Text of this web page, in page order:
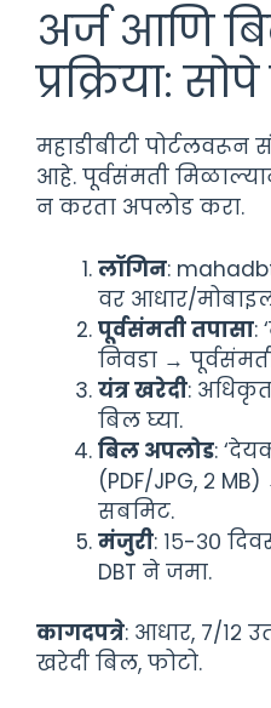
अर्ज आणि
प्रक्रिया:
महाडीबीटी पोर्टलवरून
आहे. पूर्वसंमती
न करता अपलोड करा.
लॉगिन:
वर आधार/
पूर्वसंमती तपासा:
निवडा →
यंत्र खरेदी:
बिल घ्या.
बिल अपलोड:
(PDF/JPG, २
सबमिट.
मंजुरी: १५-३०
DBT ने जमा.
कागदपत्रे: आधार, ७/१२
खरेदी बिल, फोटो.